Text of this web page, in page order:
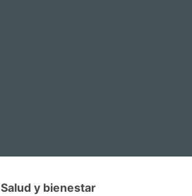
Salud y bienestar